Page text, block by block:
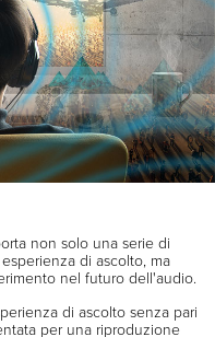
non solo una serie di
di ascolto, ma
nel futuro dell'audio.
di ascolto senza pari
per una riproduzione